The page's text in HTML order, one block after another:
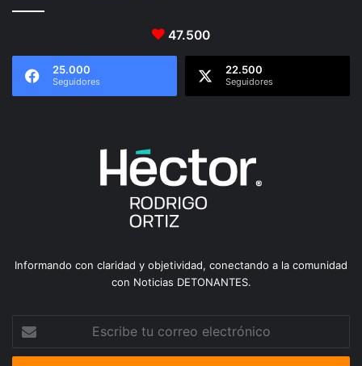
47.500
25.000
Seguidores
22.500
Seguidores
Informando con claridad y objetividad, conectando a la comunidad
con Noticias DETONANTES.
correo